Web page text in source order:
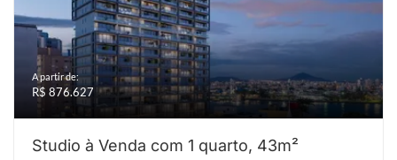
A partir de:
R$ 876.627
Studio à Venda com 1 quarto, 43m²